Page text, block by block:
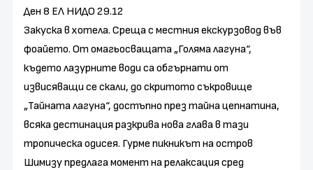
Ден 8 ЕЛ НИДО 29.12
Закуска в хотела. Среща с местния екскурзовод във
фоайето. От омагьосващата „Голяма лагуна“,
където лазурните води са обгърнати от
извисяващи се скали, до скритото съкровище
„Тайната лагуна“, достъпно през тайна цепнатина,
всяка дестинация разкрива нова глава в тази
тропическа одисея. Гурме пикникът на остров
Шимизу предлага момент на релаксация сред